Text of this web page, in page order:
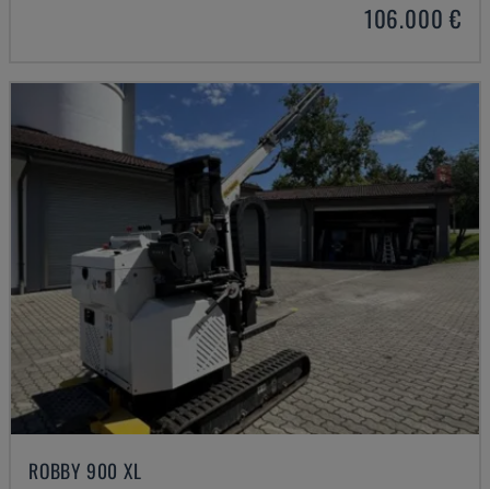
106.000 €
ROBBY 900 XL